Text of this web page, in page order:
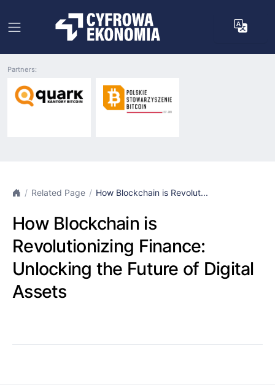
Partners:
Related Page How Blockchain is Revolut...
How Blockchain is
Revolutionizing Finance:
Unlocking the Future of Digital
Assets